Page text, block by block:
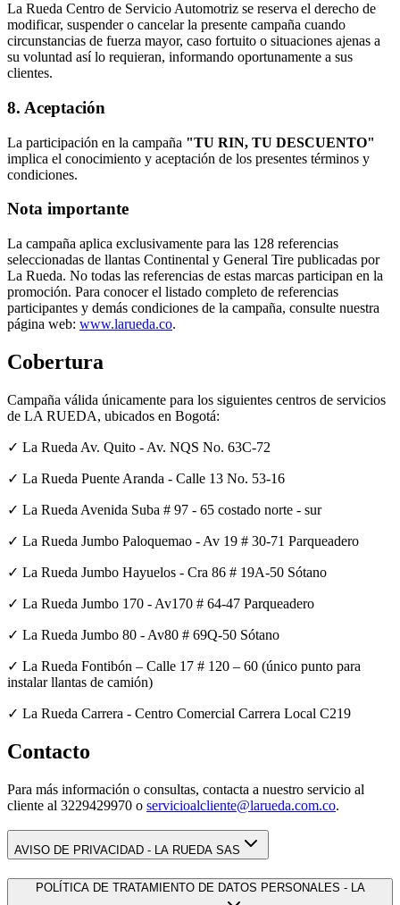
La Rueda Centro de Servicio Automotriz se reserva el derecho de
modificar, suspender o cancelar la presente campaña cuando
circunstancias de fuerza mayor, caso fortuito o situaciones ajenas a
su voluntad así lo requieran, informando oportunamente a sus
clientes.
8. Aceptación
La participación en la campaña "TU RIN, TU DESCUENTO"
implica el conocimiento y aceptación de los presentes términos y
condiciones.
Nota importante
La campaña aplica exclusivamente para las 128 referencias
seleccionadas de llantas Continental y General Tire publicadas por
La Rueda. No todas las referencias de estas marcas participan en la
promoción. Para conocer el listado completo de referencias
participantes y demás condiciones de la campaña, consulte nuestra
página web: www.larueda.co.
Cobertura
Campaña válida únicamente para los siguientes centros de servicios
de LA RUEDA, ubicados en Bogotá:
✓ La Rueda Av. Quito - Av. NQS No. 63C-72
✓ La Rueda Puente Aranda - Calle 13 No. 53-16
✓ La Rueda Avenida Suba # 97 - 65 costado norte - sur
✓ La Rueda Jumbo Paloquemao - Av 19 # 30-71 Parqueadero
✓ La Rueda Jumbo Hayuelos - Cra 86 # 19A-50 Sótano
✓ La Rueda Jumbo 170 - Av170 # 64-47 Parqueadero
✓ La Rueda Jumbo 80 - Av80 # 69Q-50 Sótano
✓ La Rueda Fontibón – Calle 17 # 120 – 60 (único punto para
instalar llantas de camión)
✓ La Rueda Carrera - Centro Comercial Carrera Local C219
Contacto
Para más información o consultas, contacta a nuestro servicio al
cliente al 3229429970 o servicioalcliente@larueda.com.co.
AVISO DE PRIVACIDAD - LA RUEDA SAS
POLÍTICA DE TRATAMIENTO DE DATOS PERSONALES - LA